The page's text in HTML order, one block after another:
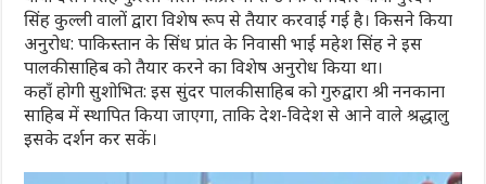
सिंह कुल्ली वालों द्वारा विशेष रूप से तैयार करवाई गई है। किसने किया
अनुरोध: पाकिस्तान के सिंध प्रांत के निवासी भाई महेश सिंह ने इस
पालकी साहिब को तैयार करने का विशेष अनुरोध किया था।
कहाँ होगी सुशोभित: इस सुंदर पालकी साहिब को गुरुद्वारा श्री ननकाना
साहिब में स्थापित किया जाएगा, ताकि देश-विदेश से आने वाले श्रद्धालु
इसके दर्शन कर सकें।